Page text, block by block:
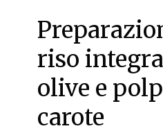
riso
olive e
carote